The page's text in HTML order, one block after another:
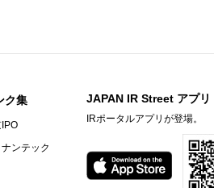
〕（連結）
構の株式取得に関するお知らせ
〕(連結)
ク集
ンテック
JAPAN IR Street アプリ
IRポータルアプリが登場。